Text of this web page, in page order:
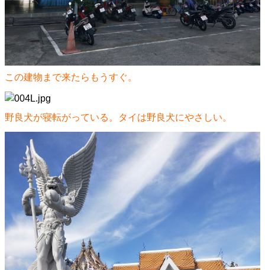
この建物まで来たらもうすぐ。
野良犬が寝転がっている。タイは野良犬にやさしい。